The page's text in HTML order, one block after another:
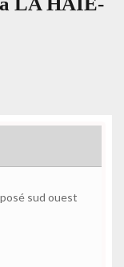
sud ouest